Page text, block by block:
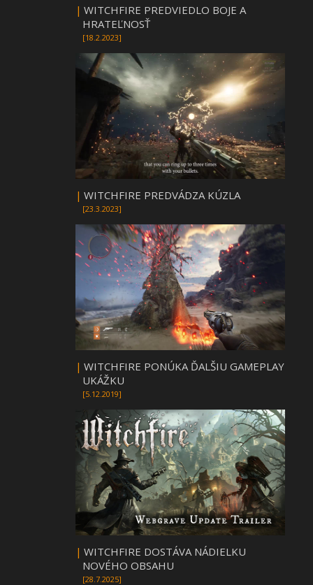
| WITCHFIRE PREDVIEDLO BOJE A
HRATEĽNOSŤ
[18.2.2023]
| WITCHFIRE PREDVÁDZA KÚZLA
[23.3.2023]
| WITCHFIRE PONÚKA ĎALŠIU GAMEPLAY
UKÁŽKU
[5.12.2019]
| WITCHFIRE DOSTÁVA NÁDIELKU
NOVÉHO OBSAHU
[28.7.2025]